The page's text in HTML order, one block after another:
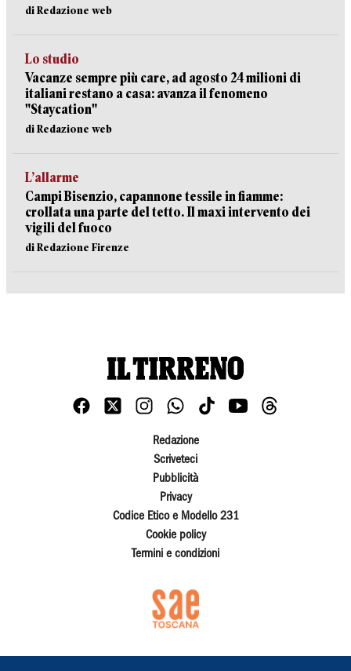
di Redazione web
Lo studio
Vacanze sempre più care, ad agosto 24 milioni di
italiani restano a casa: avanza il fenomeno
"Staycation"
di Redazione web
L’allarme
Campi Bisenzio, capannone tessile in fiamme:
crollata una parte del tetto. Il maxi intervento dei
vigili del fuoco
di Redazione Firenze
Redazione
Scriveteci
Pubblicità
Privacy
Codice Etico e Modello 231
Cookie policy
Termini e condizioni